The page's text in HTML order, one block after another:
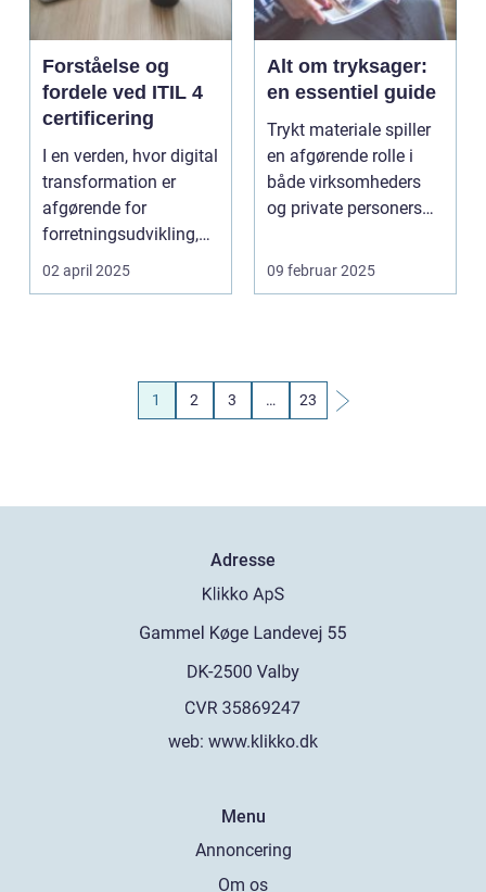
Forståelse og
fordele ved ITIL 4
certificering
I en verden, hvor digital
transformation er
afgørende for
forretningsudvikling,
spiller ITIL ...
02 april 2025
Alt om tryksager:
en essentiel guide
Trykt materiale spiller
en afgørende rolle i
både virksomheders
og private personers
09 februar 2025
1 2 3 … 23
Adresse
web: www.klikko.dk
Menu
Annoncering
Om os